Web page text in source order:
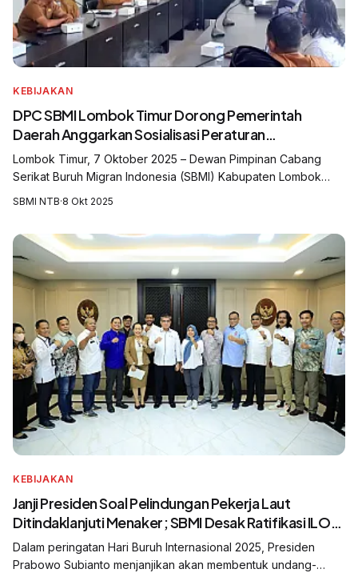
KEBIJAKAN
DPC SBMI Lombok Timur Dorong Pemerintah
Daerah Anggarkan Sosialisasi Peraturan
Pelindungan Pekerja Migran Indonesia
Lombok Timur, 7 Oktober 2025 – Dewan Pimpinan Cabang
Serikat Buruh Migran Indonesia (SBMI) Kabupaten Lombok
SBMI NTB·8 Okt 2025
KEBIJAKAN
Janji Presiden Soal Pelindungan Pekerja Laut
Ditindaklanjuti Menaker; SBMI Desak Ratifikasi ILO
K188 untuk Pelindungan Nyata Awak Kapal Perikanan
Indonesia
Dalam peringatan Hari Buruh Internasional 2025, Presiden
Prabowo Subianto menjanjikan akan membentuk undang-